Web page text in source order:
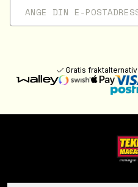
Gratis fraktalternativ